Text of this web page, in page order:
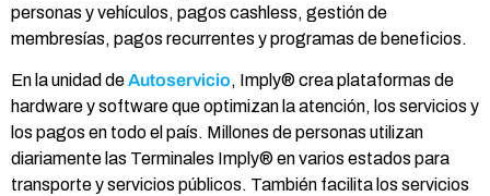
personas y vehículos, pagos cashless, gestión de
membresías, pagos recurrentes y programas de beneficios.
En la unidad deAutoservicio, Imply® crea plataformas de
hardware y software que optimizan la atención, los servicios y
los pagos en todo el país. Millones de personas utilizan
diariamente las Terminales Imply® en varios estados para
transporte y servicios públicos. También facilita los servicios